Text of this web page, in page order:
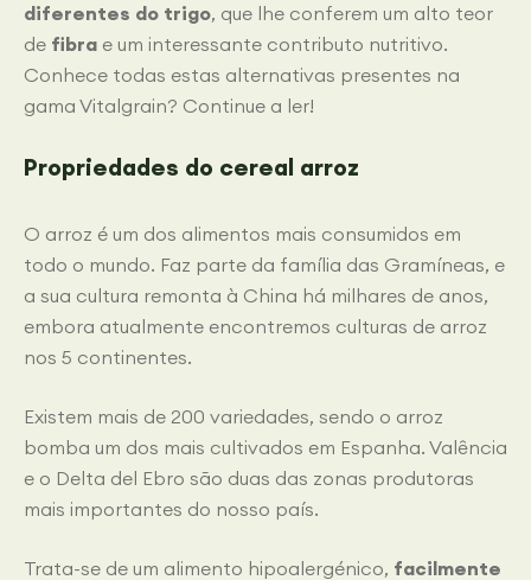
diferentes do trigo, que lhe conferem um alto teor
de fibra e um interessante contributo nutritivo.
Conhece todas estas alternativas presentes na
gama Vitalgrain? Continue a ler!
Propriedades do cereal arroz
O arroz é um dos alimentos mais consumidos em
todo o mundo. Faz parte da família das Gramíneas, e
a sua cultura remonta à China há milhares de anos,
embora atualmente encontremos culturas de arroz
nos 5 continentes.
Existem mais de 200 variedades, sendo o arroz
bomba um dos mais cultivados em Espanha. Valência
e o Delta del Ebro são duas das zonas produtoras
mais importantes do nosso país.
Trata-se de um alimento hipoalergénico, facilmente